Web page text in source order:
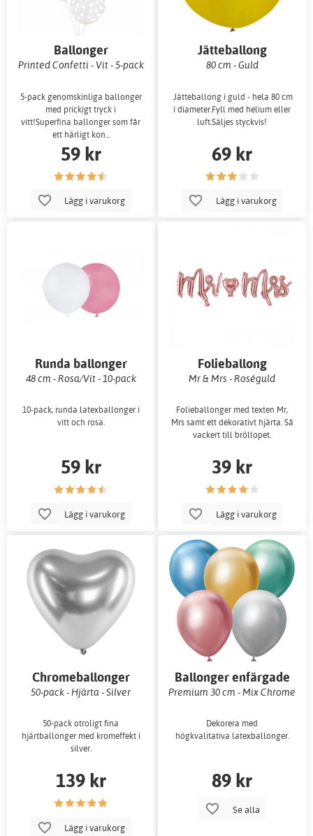
Ballonger
Printed Confetti - Vit - 5-pack
5-pack genomskinliga ballonger
med prickigt tryck i
vitt!Superfina ballonger som får
ett härligt kon...
59 kr
Lägg i varukorg
Jätteballong
80 cm - Guld
Jätteballong i guld - hela 80 cm
i diameter.Fyll med helium eller
luft.Säljes styckvis!
69 kr
Lägg i varukorg
Runda ballonger
48 cm - Rosa/Vit - 10-pack
10-pack, runda latexballonger i
vitt och rosa.
59 kr
Lägg i varukorg
Folieballong
Mr & Mrs - Roséguld
Folieballonger med texten Mr,
Mrs samt ett dekorativt hjärta. Så
vackert till bröllopet.
39 kr
Lägg i varukorg
Chromeballonger
50-pack - Hjärta - Silver
50-pack otroligt fina
hjärtballonger med kromeffekt i
silver.
139 kr
Lägg i varukorg
Ballonger enfärgade
Premium 30 cm - Mix Chrome
Dekorera med
högkvalitativa latexballonger.
89 kr
Se alla